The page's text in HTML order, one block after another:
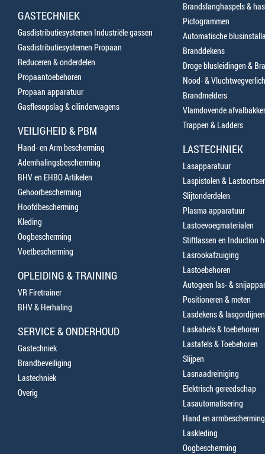
GASTECHNIEK
Gasdistributiesystemen Industriële gassen
Gasdistributiesystemen Propaan
Reduceren & onderdelen
Propaantoebehoren
Propaan apparatuur
Gasflesopslag & cilinderwagens
VEILIGHEID & PBM
Hand- en Arm bescherming
Ademhalingsbescherming
BHV en EHBO Artikelen
Gehoorbescherming
Hoofdbescherming
Kleding
Oogbescherming
Voetbescherming
OPLEIDING & TRAINING
VR Firetrainer
BHV & Herhaling
SERVICE & ONDERHOUD
Gastechniek
Brandbeveiliging
Lastechniek
Overig
Brandslanghaspels &
Pictogrammen
Automatische
Branddekens
Droge blusleidingen &
Nood- &
Brandmelders
Vlamdovende
Trappen & Ladders
LASTECHNIEK
Lasapparatuur
Laspistolen &
Slijtonderdelen
Plasma apparatuur
Lastoevoegmaterialen
Stiftlassen en Induction
Lasrookafzuiging
Lastoebehoren
Autogeen las- &
Positioneren & meten
Lasdekens & lasgordijnen
Laskabels & toebehoren
Lastafels & Toebehoren
Slijpen
Lasnaadreiniging
Elektrisch gereedschap
Lasautomatisering
Hand en armbescherming
Laskleding
Oogbescherming